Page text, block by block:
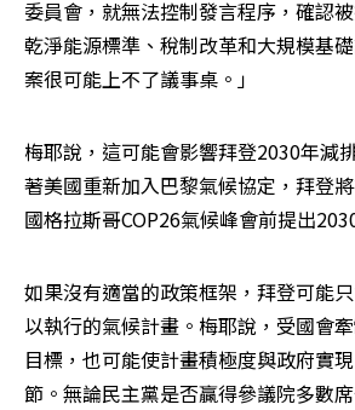
委員會，就無法控制發言程序，確認
乾淨能源標準、稅制改革和大規模基
案很可能上不了議事桌。」
梅耶說，這可能會影響拜登2030年減
著美國重新加入巴黎氣候協定，拜登
國格拉斯哥COP26氣候峰會前提出
如果沒有適當的政策框架，拜登可能
以執行的氣候計畫。梅耶說，受國會
目標，也可能使計畫積極度與政府實
節。無論民主黨是否贏得參議院多數